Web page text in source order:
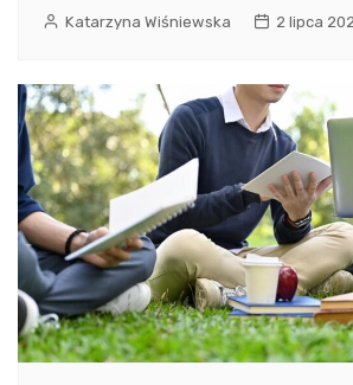
Katarzyna Wiśniewska 2 lipca